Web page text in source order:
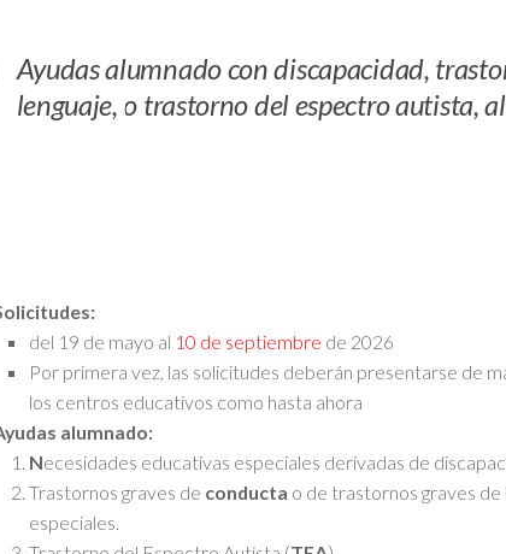
Ayudas alumnado con discapacidad,
lenguaje, o trastorno del espectro autista,
del 19 de mayo al 10 de septiembre de 2026
Por primera vez, las solicitudes deberán presentarse de
los centros educativos como hasta ahora
alumnado:
Necesidades educativas especiales derivadas de
Trastornos graves de conducta o de trastornos graves de
especiales.